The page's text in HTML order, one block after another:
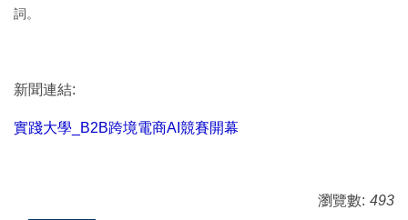
詞。
新聞連結:
實踐大學_B2B跨境電商AI競賽開幕
瀏覽數: 493